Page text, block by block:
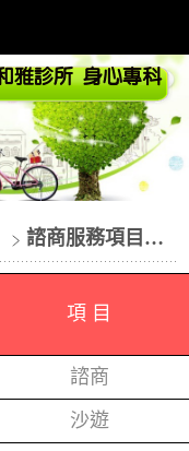
諮商服務項目列表
項 目
諮商
沙遊